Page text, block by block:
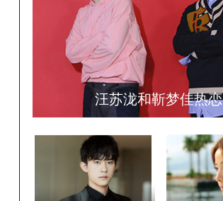
汪苏泷和靳梦佳热恋